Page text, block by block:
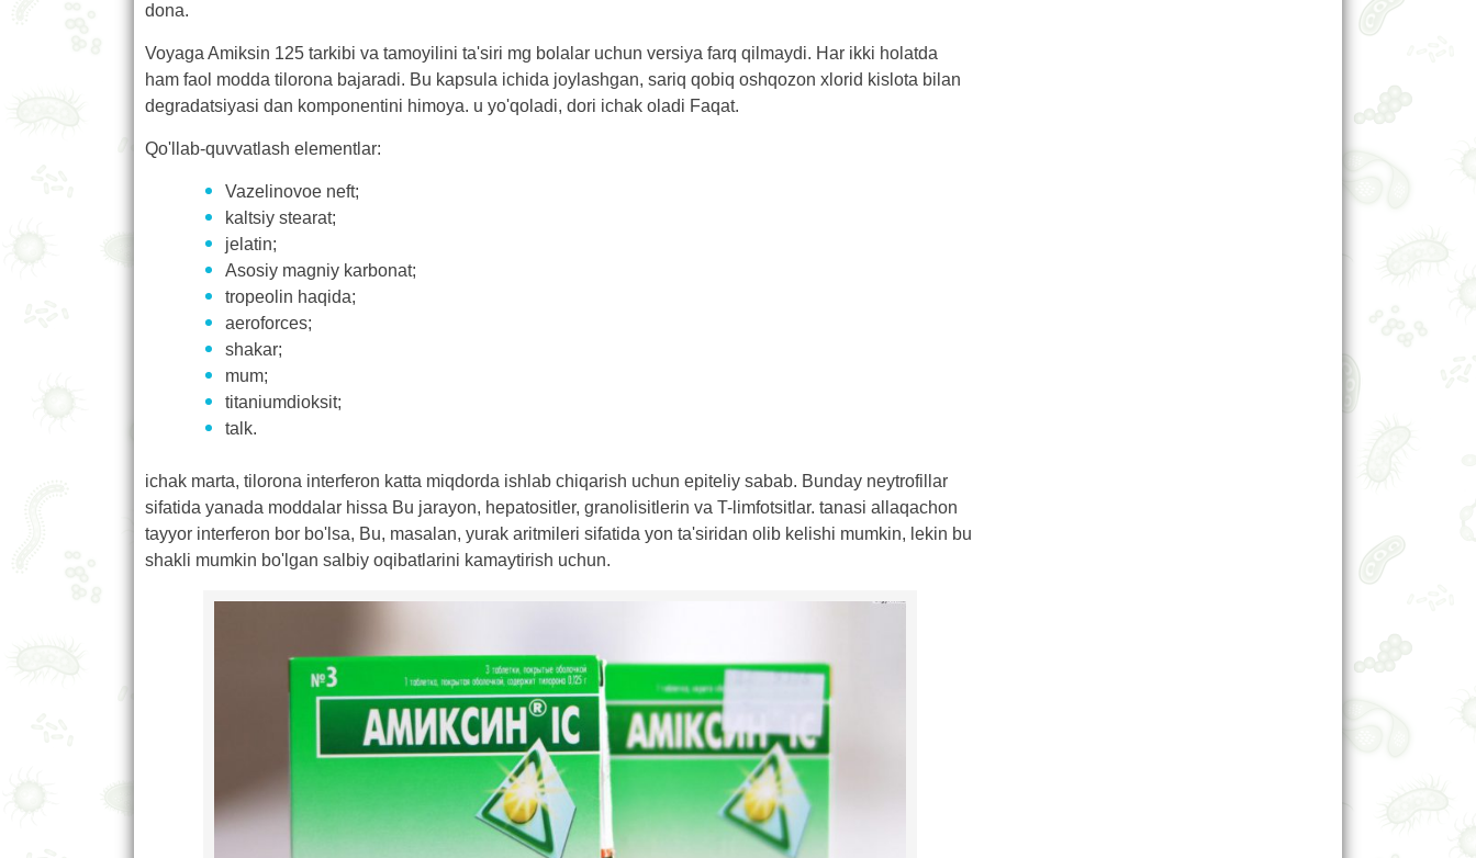
dona.
Voyaga Amiksin 125 tarkibi va tamoyilini ta'siri mg bolalar uchun versiya farq qilmaydi. Har ikki holatda
ham faol modda tilorona bajaradi. Bu kapsula ichida joylashgan, sariq qobiq oshqozon xlorid kislota bilan
degradatsiyasi dan komponentini himoya. u yo'qoladi, dori ichak oladi Faqat.
Qo'llab-quvvatlash elementlar:
Vazelinovoe neft;
kaltsiy stearat;
jelatin;
Asosiy magniy karbonat;
tropeolin haqida;
aeroforces;
shakar;
mum;
titaniumdioksit;
talk.
ichak marta, tilorona interferon katta miqdorda ishlab chiqarish uchun epiteliy sabab. Bunday neytrofillar
sifatida yanada moddalar hissa Bu jarayon, hepatositler, granolisitlerin va T-limfotsitlar. tanasi allaqachon
tayyor interferon bor bo'lsa, Bu, masalan, yurak aritmileri sifatida yon ta'siridan olib kelishi mumkin, lekin bu
shakli mumkin bo'lgan salbiy oqibatlarini kamaytirish uchun.